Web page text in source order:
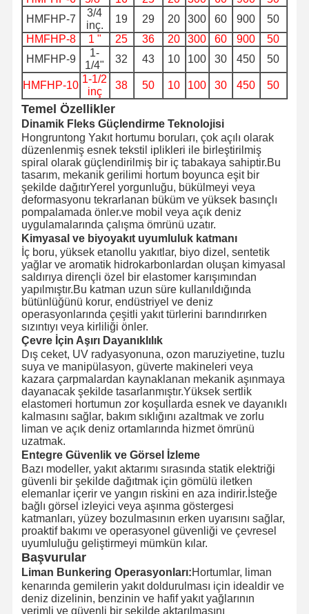
Hortumlar yüzer
Zırhlı hortum
HMFHP-7
3/4
inç.
19 29 20 300 60 900
50
HMFHP-8
1 " 25 36 20 300 60 900
50
HMFHP-9
1-
1/4"
32 43 10 100 30 450 50
HMFHP-10
1-1/2
inç
38 50 10 100 30 450 50
Temel Özellikler
Dinamik Fleks Güçlendirme Teknolojisi
Hongruntong Yakıt hortumu boruları, çok açılı olarak
düzenlenmiş esnek tekstil iplikleri ile birleştirilmiş
spiral olarak güçlendirilmiş bir iç tabakaya sahiptir.Bu
tasarım, mekanik gerilimi hortum boyunca eşit bir
şekilde dağıtırYerel yorgunluğu, bükülmeyi veya
deformasyonu tekrarlanan büküm ve yüksek basınçlı
pompalamada önler.ve mobil veya açık deniz
uygulamalarında çalışma ömrünü uzatır.
Kimyasal ve biyoyakıt uyumluluk katmanı
İç boru, yüksek etanollu yakıtlar, biyo dizel, sentetik
yağlar ve aromatik hidrokarbonlardan oluşan kimyasal
saldırıya dirençli özel bir elastomer karışımından
yapılmıştır.Bu katman uzun süre kullanıldığında
bütünlüğünü korur, endüstriyel ve deniz
operasyonlarında çeşitli yakıt türlerini barındırırken
sızıntıyı veya kirliliği önler.
Çevre İçin Aşırı Dayanıklılık
Dış ceket, UV radyasyonuna, ozon maruziyetine, tuzlu
suya ve manipülasyon, güverte makineleri veya
kazara çarpmalardan kaynaklanan mekanik aşınmaya
dayanacak şekilde tasarlanmıştır.Yüksek sertlik
elastomeri hortumun zor koşullarda esnek ve dayanıklı
kalmasını sağlar, bakım sıklığını azaltmak ve zorlu
liman ve açık deniz ortamlarında hizmet ömrünü
uzatmak.
Entegre Güvenlik ve Görsel İzleme
Bazı modeller, yakıt aktarımı sırasında statik elektriği
güvenli bir şekilde dağıtmak için gömülü iletken
elemanlar içerir ve yangın riskini en aza indirir.İsteğe
bağlı görsel izleyici veya aşınma göstergesi
katmanları, yüzey bozulmasının erken uyarısını sağlar,
proaktif bakımı ve operasyonel güvenliği ve çevresel
uyumluluğu geliştirmeyi mümkün kılar.
Başvurular
Liman Bunkering Operasyonları:Hortumlar, liman
kenarında gemilerin yakıt doldurulması için idealdir ve
deniz dizelinin, benzinin ve hafif yakıt yağlarının
verimli ve güvenli bir şekilde aktarılmasını